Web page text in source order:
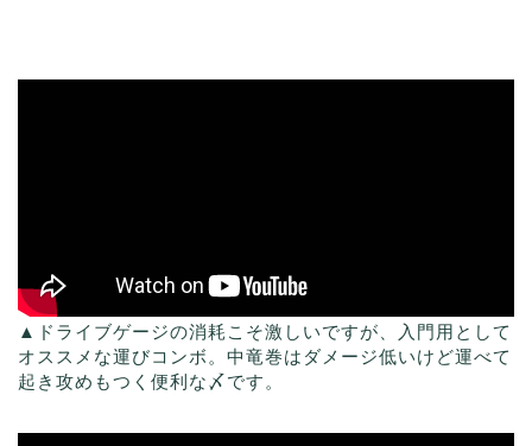
▲ドライブゲージの消耗こそ激しいですが、入門用として
オススメな運びコンボ。中竜巻はダメージ低いけど運べて
起き攻めもつく便利な〆です。